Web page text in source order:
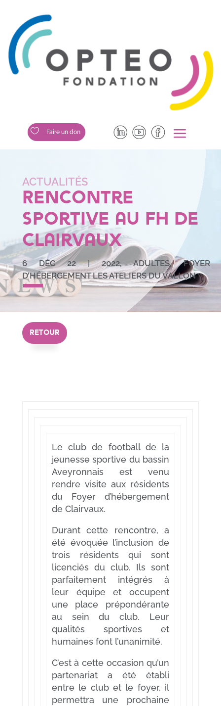
 Faire un don a
Rencontre
sportive au FH de
Clairvaux
6 DÉC 22|2022,ADULTES,FOYER
D’HÉBERGEMENT LES ATELIERS DU VALLON
RETOUR
Le club de football de la
jeunesse sportive du bassin
Aveyronnais est venu
rendre visite aux résidents
du Foyer d’hébergement
de Clairvaux.
Durant cette rencontre, a
été évoquée l’inclusion de
trois résidents qui sont
licenciés du club. Ils sont
parfaitement intégrés à
leur équipe et occupent
une place prépondérante
au sein du club. Leur
qualités sportives et
humaines font l’unanimité.
C’est à cette occasion qu’un
partenariat a été établi
entre le club et le foyer, il
permettra une prochaine